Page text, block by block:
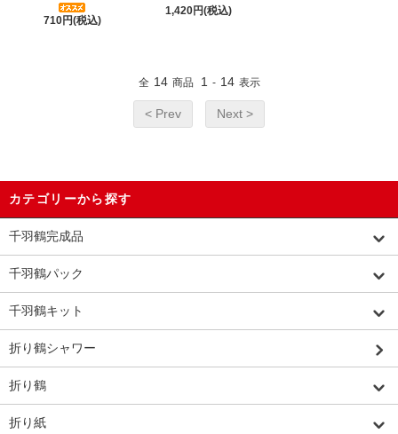
710円(税込)
1,420円(税込)
全 14 商品 1 - 14 表示
< Prev Next >
カテゴリーから探す
千羽鶴完成品
千羽鶴パック
千羽鶴キット
折り鶴シャワー
折り鶴
折り紙